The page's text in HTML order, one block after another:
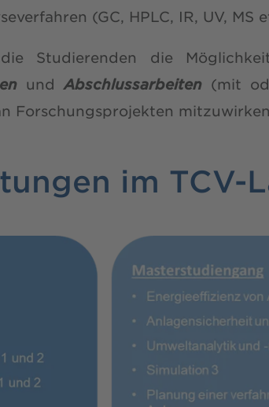
(GC, HPLC, IR, UV, MS
Studierenden die
undAbschlussarbeiten (mit
Forschungsprojekten
im TCV-